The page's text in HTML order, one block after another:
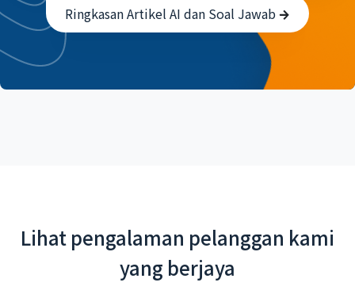
Ringkasan Artikel AI dan Soal Jawab
Lihat pengalaman pelanggan kami
yang berjaya